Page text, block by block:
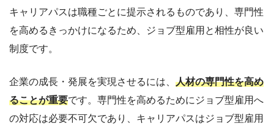
キャリアパスは職種ごとに提示されるものであり、専門性
を高めるきっかけになるため、ジョブ型雇用と相性が良い
制度です。
企業の成長・発展を実現させるには、 人材の専門性を高め
ることが重要です。専門性を高めるためにジョブ型雇用へ
の対応は必要不可欠であり、キャリアパスはジョブ型雇用